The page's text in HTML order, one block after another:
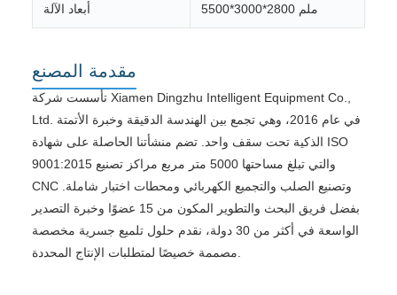
أبعاد الآلة 5500*3000*2800 ملم
مقدمة المصنع
تأسست شركة Xiamen Dingzhu Intelligent Equipment Co.,
Ltd. في عام 2016، وهي تجمع بين الهندسة الدقيقة وخبرة الأتمتة
الذكية تحت سقف واحد. تضم منشأتنا الحاصلة على شهادة ISO
9001:2015 والتي تبلغ مساحتها 5000 متر مربع مراكز تصنيع
CNC وتصنيع الصلب والتجميع الكهربائي ومحطات اختبار شاملة.
بفضل فريق البحث والتطوير المكون من 15 عضوًا وخبرة التصدير
الواسعة في أكثر من 30 دولة، نقدم حلول تلميع جسرية مخصصة